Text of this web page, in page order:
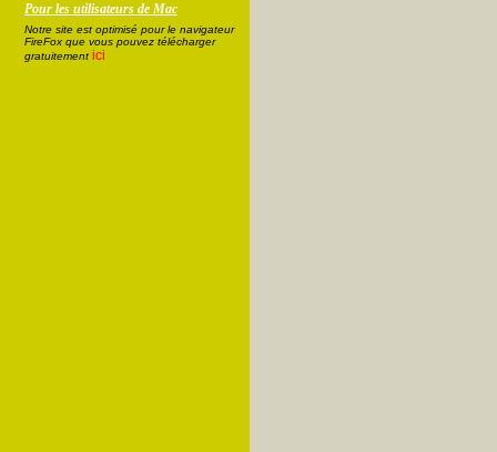
Pour les utilisateurs de Mac
Notre site est optimisé pour le navigateur
FireFox que vous pouvez télécharger
gratuitement ici